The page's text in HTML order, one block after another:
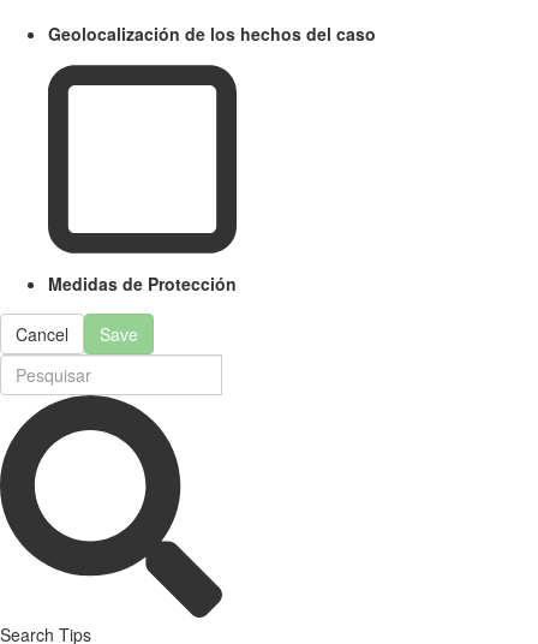
Geolocalización de los hechos del caso
Medidas de Protección
Cancel Save
Search Tips